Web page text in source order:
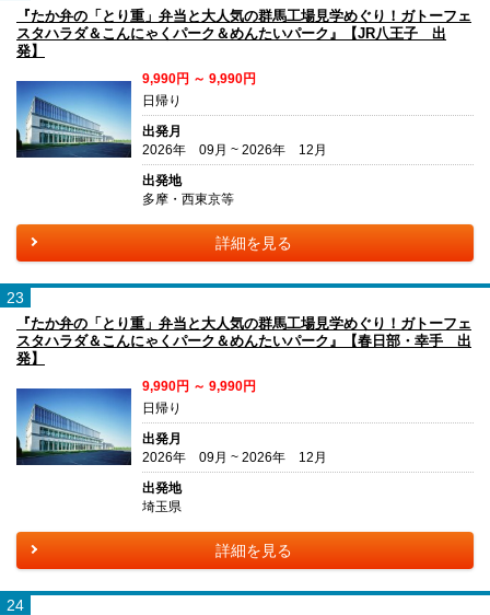
『たか弁の「とり重」弁当と大人気の群馬工場見学めぐり！ガトーフェ
スタハラダ＆こんにゃくパーク＆めんたいパーク』【JR八王子 出
発】
9,990円 ～ 9,990円
日帰り
出発月
2026年 09月 ~ 2026年 12月
出発地
多摩・西東京等
詳細を見る
23
『たか弁の「とり重」弁当と大人気の群馬工場見学めぐり！ガトーフェ
スタハラダ＆こんにゃくパーク＆めんたいパーク』【春日部・幸手 出
発】
9,990円 ～ 9,990円
日帰り
出発月
2026年 09月 ~ 2026年 12月
出発地
埼玉県
詳細を見る
24